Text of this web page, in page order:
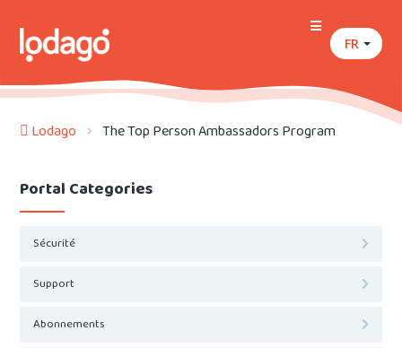
FR
Lodago The Top Person Ambassadors Program
Portal Categories
Sécurité
Support
Abonnements